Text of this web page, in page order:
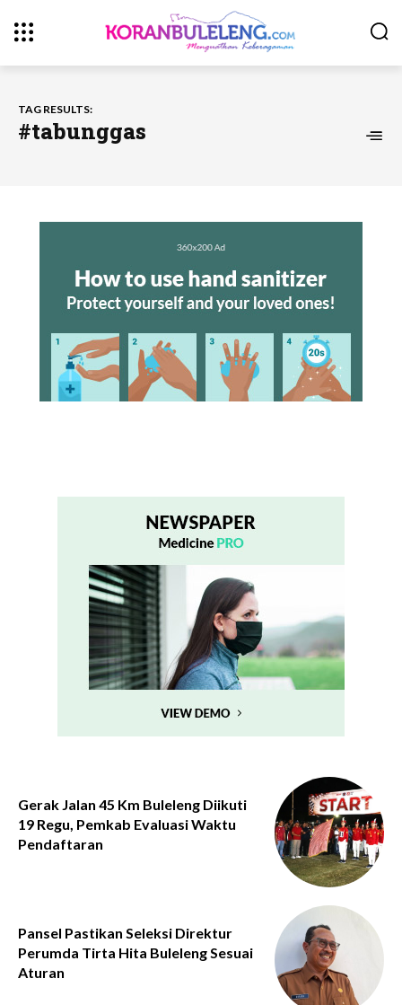
TAG RESULTS:
#tabunggas
Gerak Jalan 45 Km Buleleng Diikuti
19 Regu, Pemkab Evaluasi Waktu
Pendaftaran
Pansel Pastikan Seleksi Direktur
Perumda Tirta Hita Buleleng Sesuai
Aturan